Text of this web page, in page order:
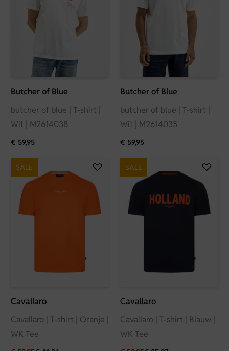
Butcher of Blue
butcher of blue | T-shirt |
Wit | M2614038
€ 59,95
Butcher of Blue
butcher of blue | T-shirt |
Wit | M2614035
€ 59,95
Cavallaro
SALE
Cavallaro | T-shirt | Oranje |
WK Tee
Cavallaro
SALE
Cavallaro | T-shirt | Blauw |
WK Tee